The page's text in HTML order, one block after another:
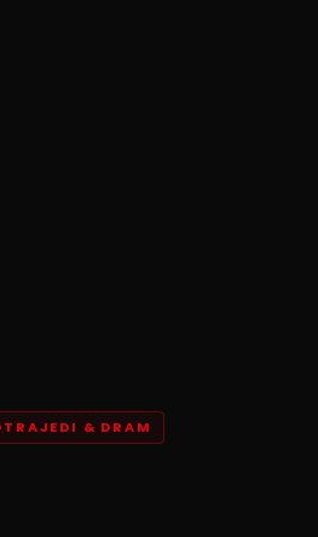
& DRAM